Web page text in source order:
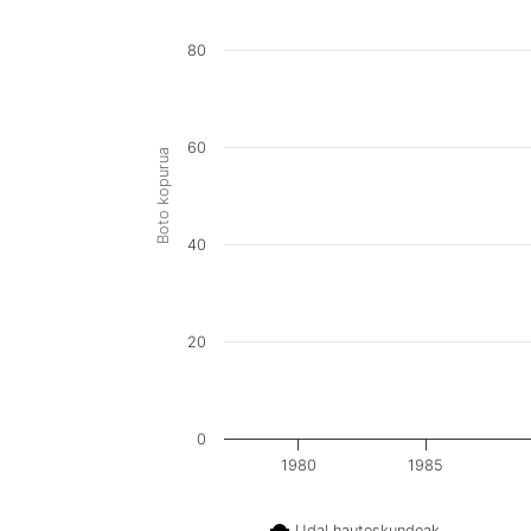
Boto kopurua
1980 1985
0
20
40
60
80